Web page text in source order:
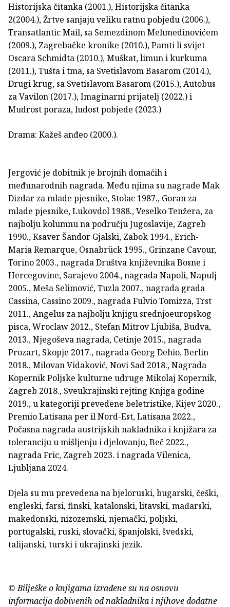
Historijska čitanka (2001.), Historijska čitanka
2(2004.), Žrtve sanjaju veliku ratnu pobjedu (2006.),
Transatlantic Mail, sa Semezdinom Mehmedinovićem
(2009.), Zagrebačke kronike (2010.), Pamti li svijet
Oscara Schmidta (2010.), Muškat, limun i kurkuma
(2011.), Tušta i tma, sa Svetislavom Basarom (2014.),
Drugi krug, sa Svetislavom Basarom (2015.), Autobus
za Vavilon (2017.), Imaginarni prijatelj (2022.) i
Mudrost poraza, ludost pobjede (2023.)
Drama: Kažeš anđeo (2000.).
Jergović je dobitnik je brojnih domaćih i
međunarodnih nagra­­da. Među njima su nagrade Mak
Dizdar za mlade pjesnike, Stolac 1987., Goran za
mlade pjesnike, Lukovdol 1988., Veselko Tenžera, za
najbolju kolumnu na području Jugoslavije, Zagreb
1990., Ksaver Šandor Gjalski, Zabok 1994., Erich-
Maria Remarque, Osnabrück 1995., Grinzane Cavour,
Torino 2003., nagrada Društva književnika Bosne i
Hercegovine, Sarajevo 2004., nagrada Napoli, Napulj
2005., Meša Selimović, Tuzla 2007., nagrada grada
Cassina, Cassino 2009., nagrada Fulvio Tomizza, Trst
2011., Angelus za najbolju knjigu srednjoeuropskog
pisca, Wroclaw 2012., Stefan Mitrov Ljubiša, Budva,
2013., Njegoševa nagrada, Cetinje 2015., nagrada
Prozart, Skopje 2017., nagrada Georg Dehio, Berlin
2018., Milovan Vidaković, Novi Sad 2018., Nagrada
Kopernik Poljske kulturne udruge Mikolaj Kopernik,
Zagreb 2018., Sveukrajinski rejting Knjiga godine
2019., u kategoriji prevedene beletristike, Kijev 2020.,
Premio Latisana per il Nord-Est, Latisana 2022.,
Počasna nagrada austrijskih nakladnika i knjižara za
toleranciju u mišljenju i djelovanju, Beč 2022.,
nagrada Fric, Zagreb 2023. i nagrada Vilenica,
Ljubljana 2024.
Djela su mu prevedena na bjeloruski, bugarski, češki,
engleski, farsi, finski, katalonski, litavski, mađarski,
makedonski, nizozemski, njemački, poljski,
portugalski, ruski, slovački, španjolski, švedski,
talijanski, turski i ukrajinski jezik.
© Bilješke o knjigama izrađene su na osnovu
informacija dobivenih od nakladnika i njihove dodatne